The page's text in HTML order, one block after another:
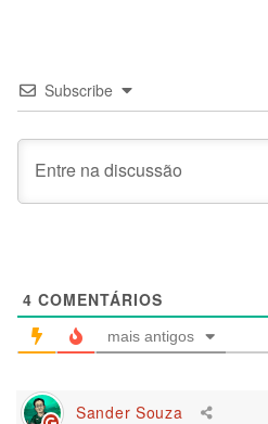
Subscribe
4 COMENTÁRIOS
mais antigos
Sander Souza